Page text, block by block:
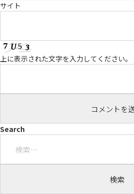
サイト
上に表示された文字を入力してください。
Search